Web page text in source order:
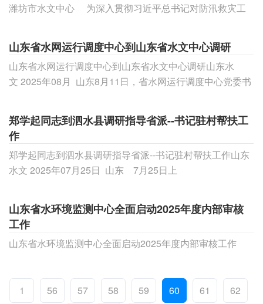
潍坊市水文中心 为深入贯彻习近平总书记对防汛救灾工
山东省水网运行调度中心到山东省水文中心调研
山东省水网运行调度中心到山东省水文中心调研山东水
文 2025年08月 山东8月11日，省水网运行调度中心党委书
郑学起同志到泗水县调研指导省派--书记驻村帮扶工
作
郑学起同志到泗水县调研指导省派--书记驻村帮扶工作山东
水文 2025年07月25日 山东 7月25日上
山东省水环境监测中心全面启动2025年度内部审核
工作
山东省水环境监测中心全面启动2025年度内部审核工作
1 56 57 58 59 60 61
62